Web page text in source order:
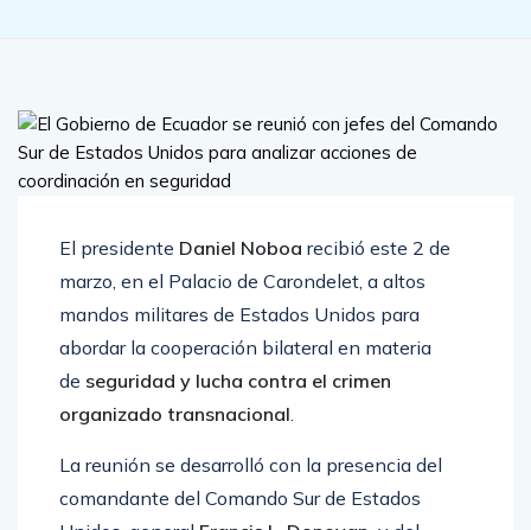
El presidente Daniel Noboa recibió este 2 de
marzo, en el Palacio de Carondelet, a altos
mandos militares de Estados Unidos para
abordar la cooperación bilateral en materia
de seguridad y lucha contra el crimen
organizado transnacional.
La reunión se desarrolló con la presencia del
comandante del Comando Sur de Estados